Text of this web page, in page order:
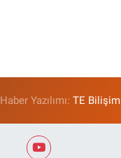
Haber Yazılımı:TE Bilişim